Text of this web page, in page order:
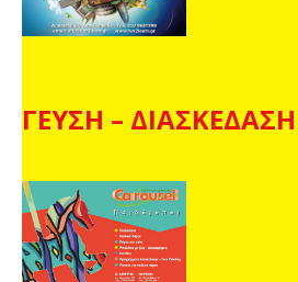
ΓΕΥΣΗ – ΔΙΑΣΚΕΔΑΣΗ